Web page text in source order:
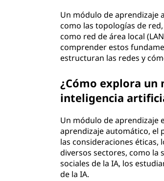
Un módulo de aprendizaje
como las topologías de
como red de área local
comprender estos
estructuran las redes y
¿Cómo explora
inteligencia
Un módulo de aprendizaje
aprendizaje automático, el
las consideraciones éticas,
diversos sectores, como la
sociales de la IA, los
de la IA.